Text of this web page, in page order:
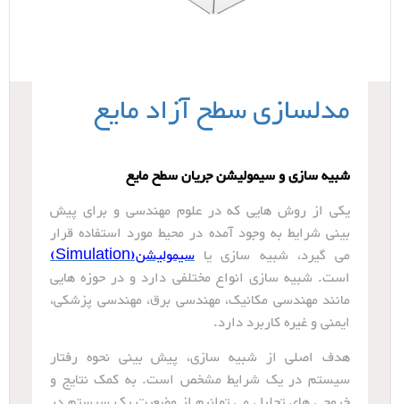
مدلسازی سطح آزاد مایع
شبیه سازی و سیمولیشن جریان سطح مایع
یکی از روش هایی که در علوم مهندسی و برای پیش
بینی شرایط به وجود آمده در محیط مورد استفاده قرار
می گیرد، شبیه سازی یا سیمولیشن(Simulation)
است. شبیه سازی انواع مختلفی دارد و در حوزه هایی
مانند مهندسی مکانیک، مهندسی برق، مهندسی پزشکی،
ایمنی و غیره کاربرد دارد.
هدف اصلی از شبیه سازی، پیش بینی نحوه رفتار
سیستم در یک شرایط مشخص است. به کمک نتایج و